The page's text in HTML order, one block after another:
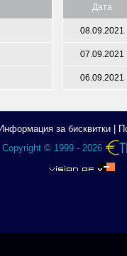
Дата
08.09.2021
07.09.2021
06.09.2021
Информация за бисквитки|
Copyright © 1999 - 2026